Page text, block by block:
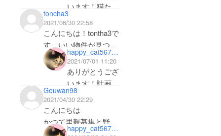
います！猫たち
もほんと、暑い
思いをしてると
思うので、１匹
でも多く保護し
たいと思いま
す！
toncha3
2021/06/30 22:58
こんにちは！tontha3で
す。いい物件が見つ
かったみたいで良かっ
たですね。おめでとう
ございます。まだまだ
これからスタートライ
ンに立ったばっかりで
すね、これからも応援
しています。
happy_cat567318
2021/07/01 11:20
ありがとうござ
います！計画通
りいかず、もど
かしい思いもあ
りますが、焦ら
ずがんばってい
Gouwan98
2021/04/30 22:29
こんにちは
かつて里親募集と野良
猫を引き取って飼って
happy_cat567318